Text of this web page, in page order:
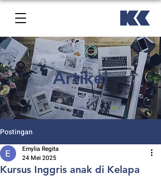
Artikel
Postingan
Kursus Inggris anak di Kelapa
Emylia Regita
24 Mei 2025